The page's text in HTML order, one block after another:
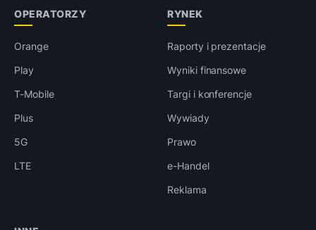
OPERATORZY
Orange
Play
T-Mobile
Plus
5G
LTE
RYNEK
Raporty i prezentacje
Wyniki finansowe
Targi i konferencje
Wywiady
Prawo
e-Handel
Reklama